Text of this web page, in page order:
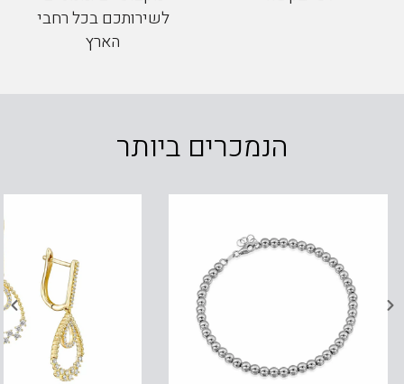
לשירותכם בכל רחבי
הארץ
הנמכרים ביותר